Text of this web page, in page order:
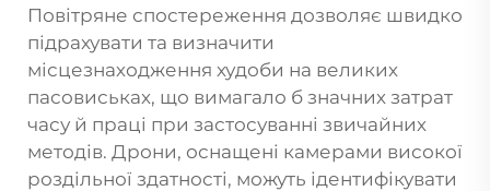
Повітряне спостереження дозволяє швидко
підрахувати та визначити
місцезнаходження худоби на великих
пасовиськах, що вимагало б значних затрат
часу й праці при застосуванні звичайних
методів. Дрони, оснащені камерами високої
роздільної здатності, можуть ідентифікувати